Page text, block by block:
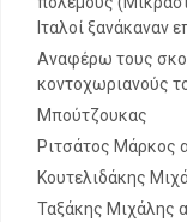
Ιταλοί ξανάκαναν
Αναφέρω τους
κοντοχωριανούς
Μπούτζουκας
Ριτσάτος Μάρκος
Κουτελιδάκης
Ταξάκης Μιχάλης